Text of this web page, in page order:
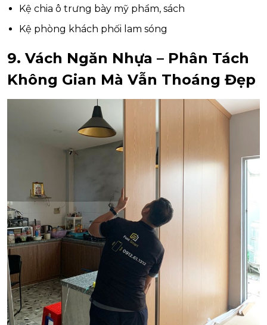
Kệ chia ô trưng bày mỹ phẩm, sách
Kệ phòng khách phối lam sóng
9. Vách Ngăn Nhựa – Phân Tách
Không Gian Mà Vẫn Thoáng Đẹp